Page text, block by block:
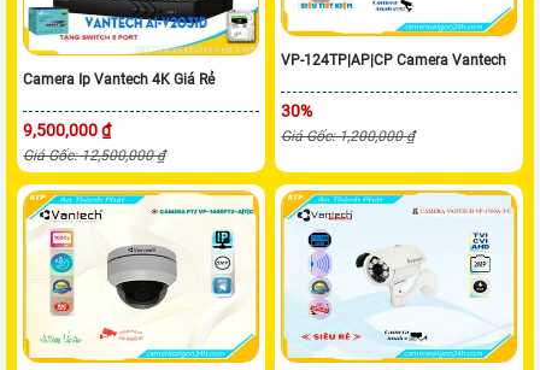
Camera Ip Vantech 4K Giá Rẻ
9,500,000 ₫
Giá Gốc: 12,500,000 ₫
VP-124TP|AP|CP Camera Vantech
30%
Giá Gốc: 1,200,000 ₫